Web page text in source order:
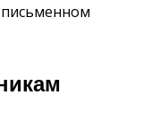
письменном